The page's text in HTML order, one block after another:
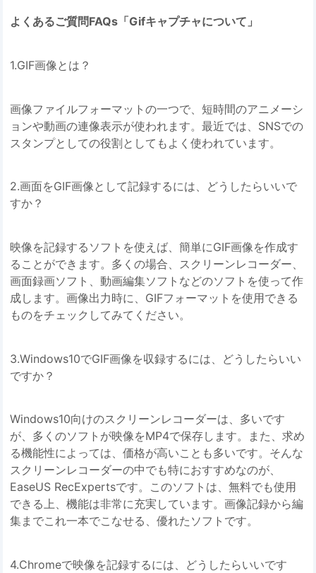
よくあるご質問FAQs「Gifキャプチャについて」
1.GIF画像とは？
画像ファイルフォーマットの一つで、短時間のアニメーシ
ョンや動画の連像表示が使われます。最近では、SNSでの
スタンプとしての役割としてもよく使われています。
2.画面をGIF画像として記録するには、どうしたらいいで
すか？
映像を記録するソフトを使えば、簡単にGIF画像を作成す
ることができます。多くの場合、スクリーンレコーダー、
画面録画ソフト、動画編集ソフトなどのソフトを使って作
成します。画像出力時に、GIFフォーマットを使用できる
ものをチェックしてみてください。
3.Windows10でGIF画像を収録するには、どうしたらいい
ですか？
Windows10向けのスクリーンレコーダーは、多いです
が、多くのソフトが映像をMP4で保存します。また、求め
る機能性によっては、価格が高いことも多いです。そんな
スクリーンレコーダーの中でも特におすすめなのが、
EaseUS RecExpertsです。このソフトは、無料でも使用
できる上、機能は非常に充実しています。画像記録から編
集までこれ一本でこなせる、優れたソフトです。
4.Chromeで映像を記録するには、どうしたらいいです